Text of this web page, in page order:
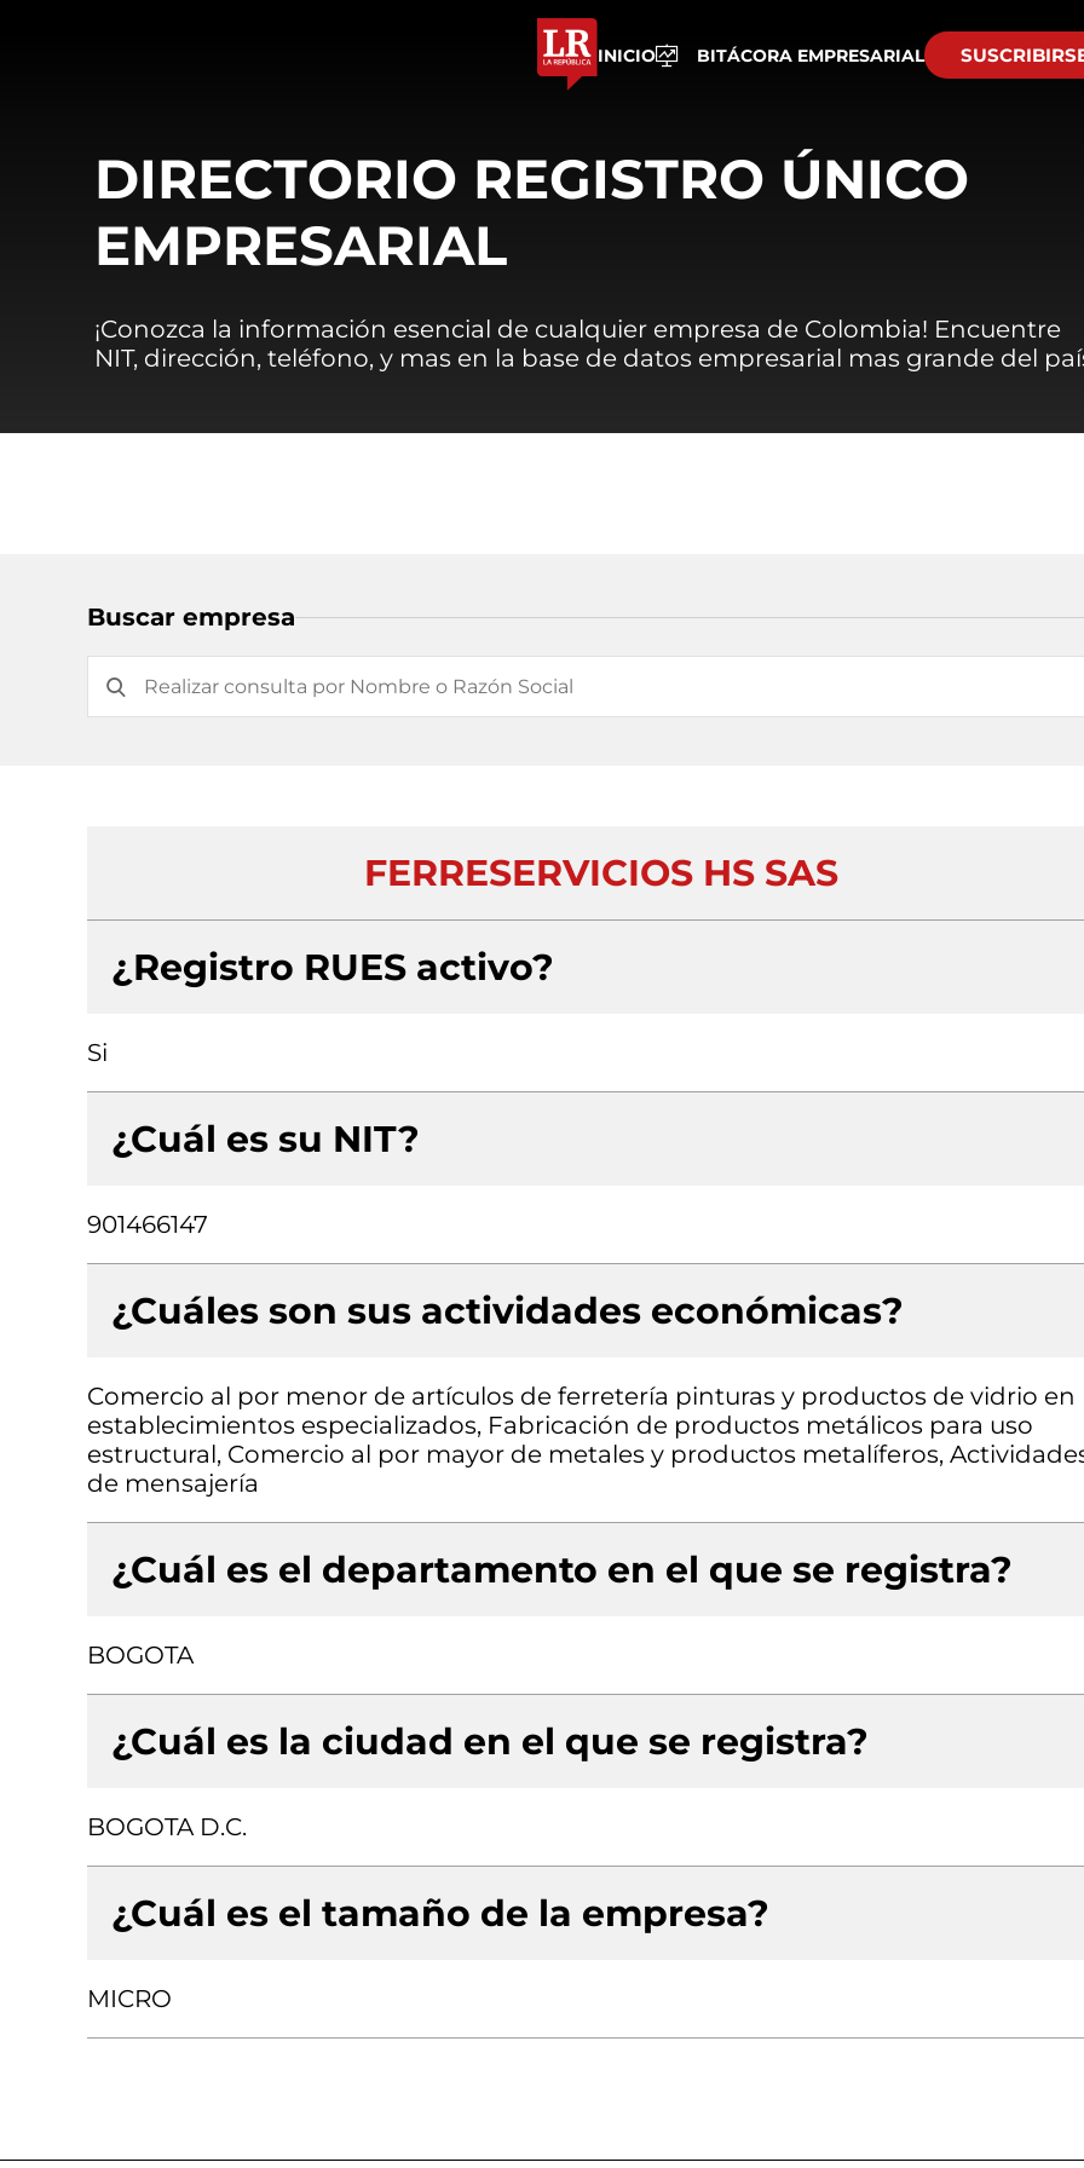
INICIO BITÁCORA EMPRESARIAL
DIRECTORIO REGISTRO ÚNICO
EMPRESARIAL
¡Conozca la información esencial de cualquier empresa de Colombia! Encuentre
NIT, dirección, teléfono, y mas en la base de datos empresarial mas grande del
Buscar empresa
FERRESERVICIOS HS SAS
¿Registro RUES activo?
Si
¿Cuál es su NIT?
901466147
¿Cuáles son sus actividades económicas?
Comercio al por menor de artículos de ferretería pinturas y productos de vidrio en
establecimientos especializados, Fabricación de productos metálicos para uso
estructural, Comercio al por mayor de metales y productos metalíferos,
de mensajería
¿Cuál es el departamento en el que se registra?
BOGOTA
¿Cuál es la ciudad en el que se registra?
BOGOTA D.C.
¿Cuál es el tamaño de la empresa?
MICRO